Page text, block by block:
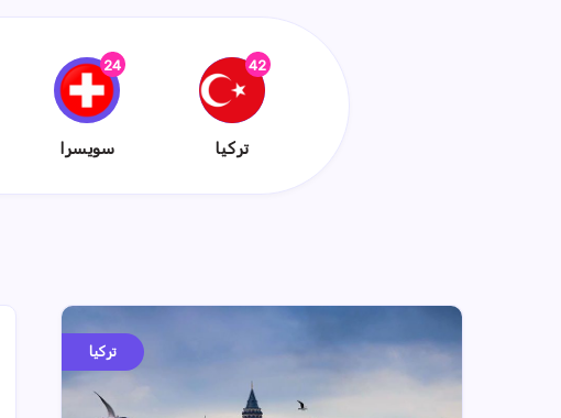
42
تركيا
{{name}}
24
سويسرا
{{name}}
تركيا